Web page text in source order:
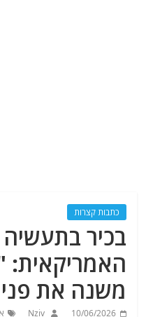
כתבות קצרות
בכיר
האמריקאית:
משנה את
10/06/2026
Nziv